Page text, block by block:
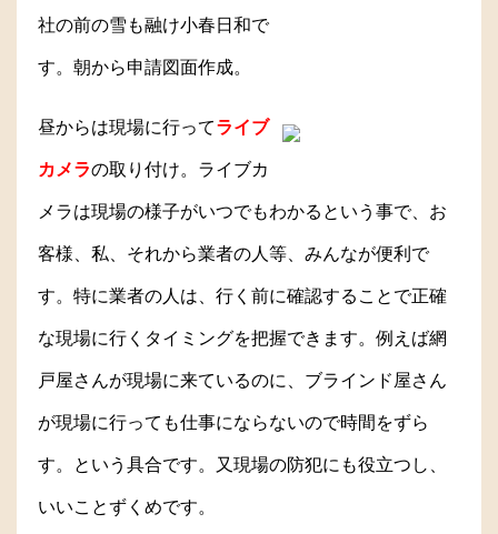
社の前の雪も融け小春日和で
す。朝から申請図面作成。
昼からは現場に行ってライブ
カメラの取り付け。ライブカ
メラは現場の様子がいつでもわかるという事で、お
客様、私、それから業者の人等、みんなが便利で
す。特に業者の人は、行く前に確認することで正確
な現場に行くタイミングを把握できます。例えば網
戸屋さんが現場に来ているのに、ブラインド屋さん
が現場に行っても仕事にならないので時間をずら
す。という具合です。又現場の防犯にも役立つし、
いいことずくめです。